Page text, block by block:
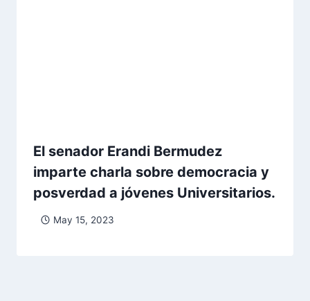
El senador Erandi Bermudez
imparte charla sobre democracia y
posverdad a jóvenes Universitarios.
May 15, 2023